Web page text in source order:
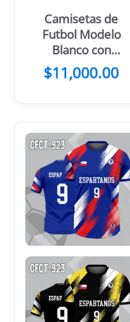
Camisetas de
Futbol Modelo
Blanco con
Azul y Celeste
$11,000.00